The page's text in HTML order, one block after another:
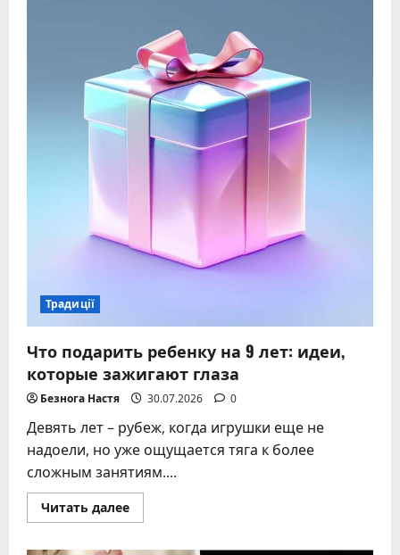
обрядовые
табу
и
их
толкование
Традиції
Что подарить ребенку на 9 лет: идеи,
которые зажигают глаза
Безнога Настя 30.07.2026 0
Девять лет – рубеж, когда игрушки еще не
надоели, но уже ощущается тяга к более
сложным занятиям....
Читать далееПрочитать
больше